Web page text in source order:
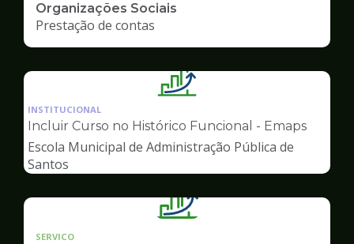
Organizações Sociais
Prestação de contas
Ilustração
pagina
de
Gestão
INSTITUCIONAL
Incluir Curso no Histórico Funcional - Emaps
Escola Municipal de Administração Pública de
Santos
SERVICO